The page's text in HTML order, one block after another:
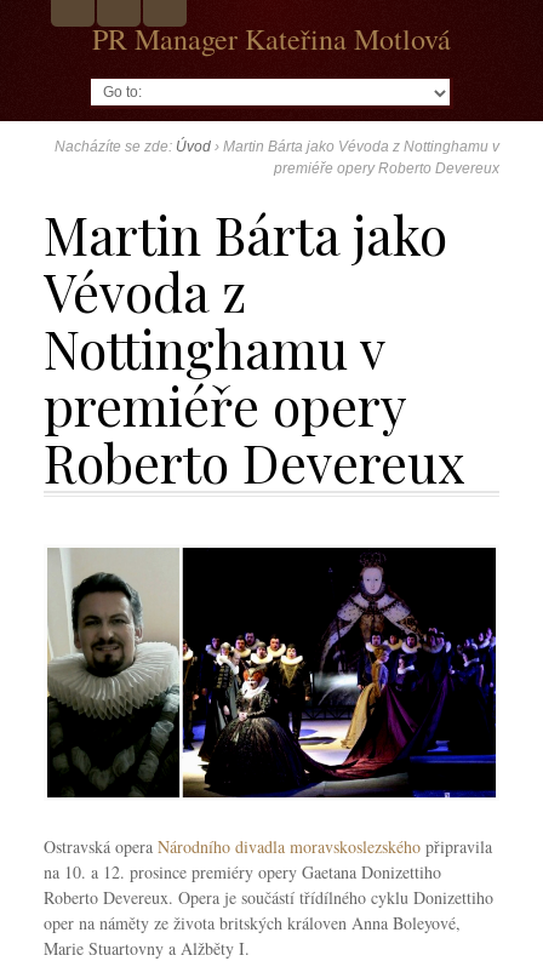
PR Manager Kateřina Motlová
Nacházíte se zde: Úvod ›Martin Bárta jako Vévoda z Nottinghamu v
premiéře opery Roberto Devereux
Martin Bárta jako
Vévoda z
Nottinghamu v
premiéře opery
Roberto Devereux
Ostravská opera Národního divadla moravskoslezskéhopřipravila
na 10. a 12. prosince premiéry opery Gaetana Donizettiho
Roberto Devereux. Opera je součástí třídílného cyklu Donizettiho
oper na náměty ze života britských královen Anna Boleyové,
Marie Stuartovny a Alžběty I.